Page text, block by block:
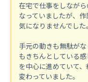
在宅で仕事をしなが
なっていましたが、
気になりませんでした。
手元の動きも無駄が
もきちんとしている
を中心に進めていて
変わっていました。